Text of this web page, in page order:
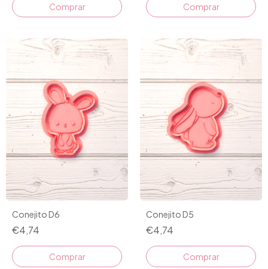
Comprar Comprar
Conejito D6
€4,74
Comprar
Conejito D5
€4,74
Comprar